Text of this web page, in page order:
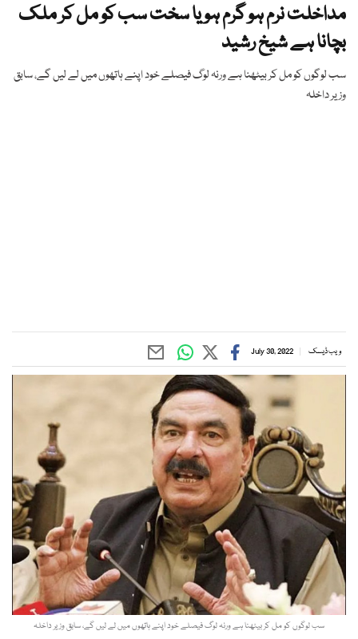
مداخلت نرم ہو گرم ہو یا سخت سب کو مل کر ملک
بچانا ہے شیخ رشید
سب لوگوں کو مل کر بیٹھنا ہے ورنہ لوگ فیصلے خود اپنے ہاتھوں میں لے لیں گے، سابق
وزیر داخلہ
ویب ڈیسک July 30, 2022
سب لوگوں کو مل کر بیٹھنا ہے ورنہ لوگ فیصلے خود اپنے ہاتھوں میں لے لیں گے، سابق وزیر داخلہ